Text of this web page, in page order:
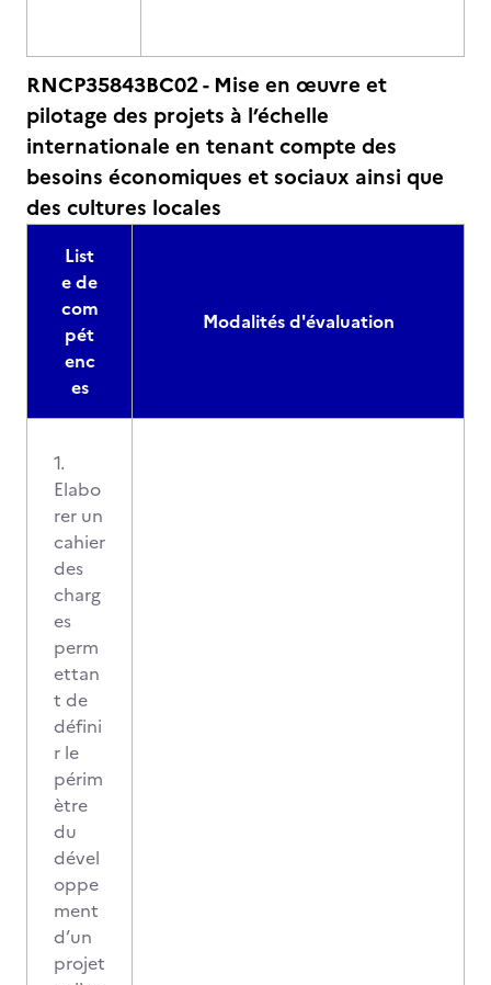
RNCP35843BC02 - Mise en œuvre et
pilotage des projets à l’échelle
internationale en tenant compte des
besoins économiques et sociaux ainsi que
des cultures locales
List
e de
com
pét
enc
es
Modalités d'évaluation
1.
Elabo
rer un
cahier
des
charg
es
perm
ettan
t de
défini
r le
périm
ètre
du
dével
oppe
ment
d’un
projet